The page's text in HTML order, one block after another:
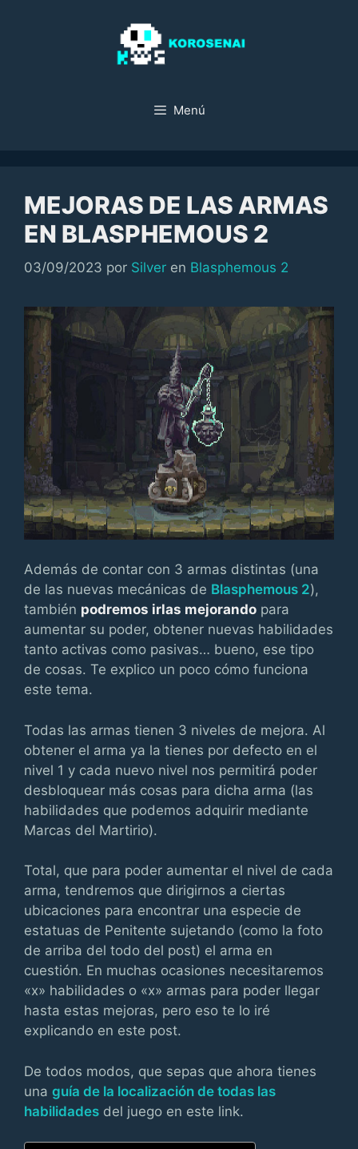
Menú
MEJORAS DE LAS ARMAS
EN BLASPHEMOUS 2
03/09/2023 por Silver en Categorías
Blasphemous 2
Además de contar con 3 armas distintas (una
de las nuevas mecánicas de Blasphemous 2),
también podremos irlas mejorando para
aumentar su poder, obtener nuevas habilidades
tanto activas como pasivas… bueno, ese tipo
de cosas. Te explico un poco cómo funciona
este tema.
Todas las armas tienen 3 niveles de mejora. Al
obtener el arma ya la tienes por defecto en el
nivel 1 y cada nuevo nivel nos permitirá poder
desbloquear más cosas para dicha arma (las
habilidades que podemos adquirir mediante
Marcas del Martirio).
Total, que para poder aumentar el nivel de cada
arma, tendremos que dirigirnos a ciertas
ubicaciones para encontrar una especie de
estatuas de Penitente sujetando (como la foto
de arriba del todo del post) el arma en
cuestión. En muchas ocasiones necesitaremos
«x» habilidades o «x» armas para poder llegar
hasta estas mejoras, pero eso te lo iré
explicando en este post.
De todos modos, que sepas que ahora tienes
una guía de la localización de todas las
habilidades del juego en este link.